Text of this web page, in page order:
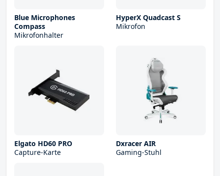
Blue Microphones
Compass
Mikrofonhalter
HyperX Quadcast S
Mikrofon
Elgato HD60 PRO
Capture-Karte
Dxracer AIR
Gaming-Stuhl